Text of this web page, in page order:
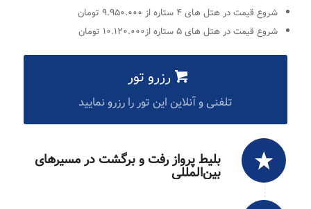
شروع قیمت در هتل های ۴ ستاره از ۹.۹۵۰.۰۰۰ تومان
شروع قیمت در هتل های ۵ ستاره از۱۰.۱۲۰.۰۰۰ تومان
رزرو تور
تلفنی و آنلاین این تور را رزرو نمایید
بلیط پرواز رفت و برگشت در مسیرهای
بین‌المللی